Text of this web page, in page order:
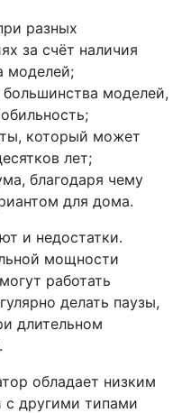
разных
за счёт наличия
моделей;
моделей,
который может
лет;
благодаря чему
для дома.
и недостатки.
мощности
работать
делать паузы,
длительном
обладает низким
с другими типами